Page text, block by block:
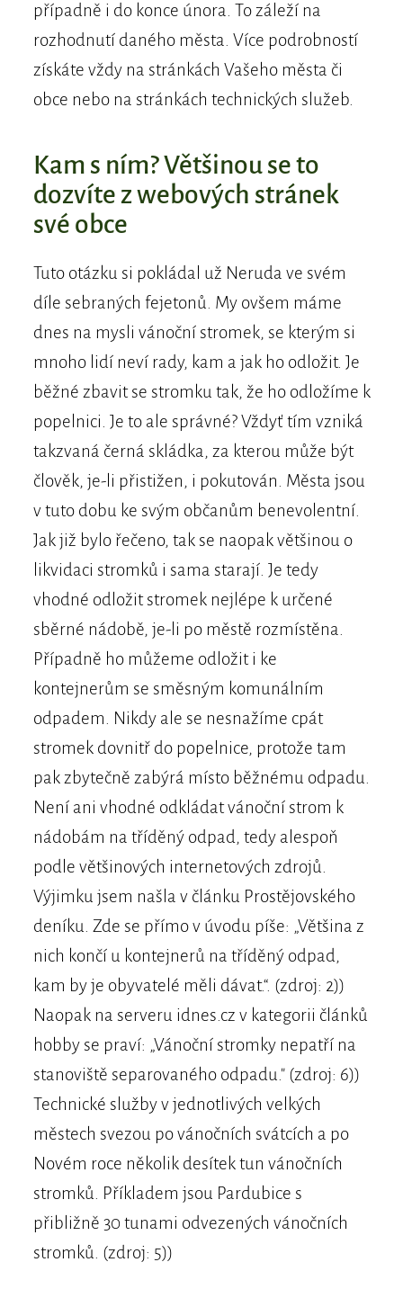
případně i do konce února. To záleží na
rozhodnutí daného města. Více podrobností
získáte vždy na stránkách Vašeho města či
obce nebo na stránkách technických služeb.
Kam s ním? Většinou se to
dozvíte z webových stránek
své obce
Tuto otázku si pokládal už Neruda ve svém
díle sebraných fejetonů. My ovšem máme
dnes na mysli vánoční stromek, se kterým si
mnoho lidí neví rady, kam a jak ho odložit. Je
běžné zbavit se stromku tak, že ho odložíme k
popelnici. Je to ale správné? Vždyť tím vzniká
takzvaná černá skládka, za kterou může být
člověk, je-li přistižen, i pokutován. Města jsou
v tuto dobu ke svým občanům benevolentní.
Jak již bylo řečeno, tak se naopak většinou o
likvidaci stromků i sama starají. Je tedy
vhodné odložit stromek nejlépe k určené
sběrné nádobě, je-li po městě rozmístěna.
Případně ho můžeme odložit i ke
kontejnerům se směsným komunálním
odpadem. Nikdy ale se nesnažíme cpát
stromek dovnitř do popelnice, protože tam
pak zbytečně zabýrá místo běžnému odpadu.
Není ani vhodné odkládat vánoční strom k
nádobám na tříděný odpad, tedy alespoň
podle většinových internetových zdrojů.
Výjimku jsem našla v článku Prostějovského
deníku. Zde se přímo v úvodu píše: „Většina z
nich končí u kontejnerů na tříděný odpad,
kam by je obyvatelé měli dávat.“. (zdroj: 2))
Naopak na serveru idnes.cz v kategorii článků
hobby se praví: „Vánoční stromky nepatří na
stanoviště separovaného odpadu." (zdroj: 6))
Technické služby v jednotlivých velkých
městech svezou po vánočních svátcích a po
Novém roce několik desítek tun vánočních
stromků. Příkladem jsou Pardubice s
přibližně 30 tunami odvezených vánočních
stromků. (zdroj: 5))